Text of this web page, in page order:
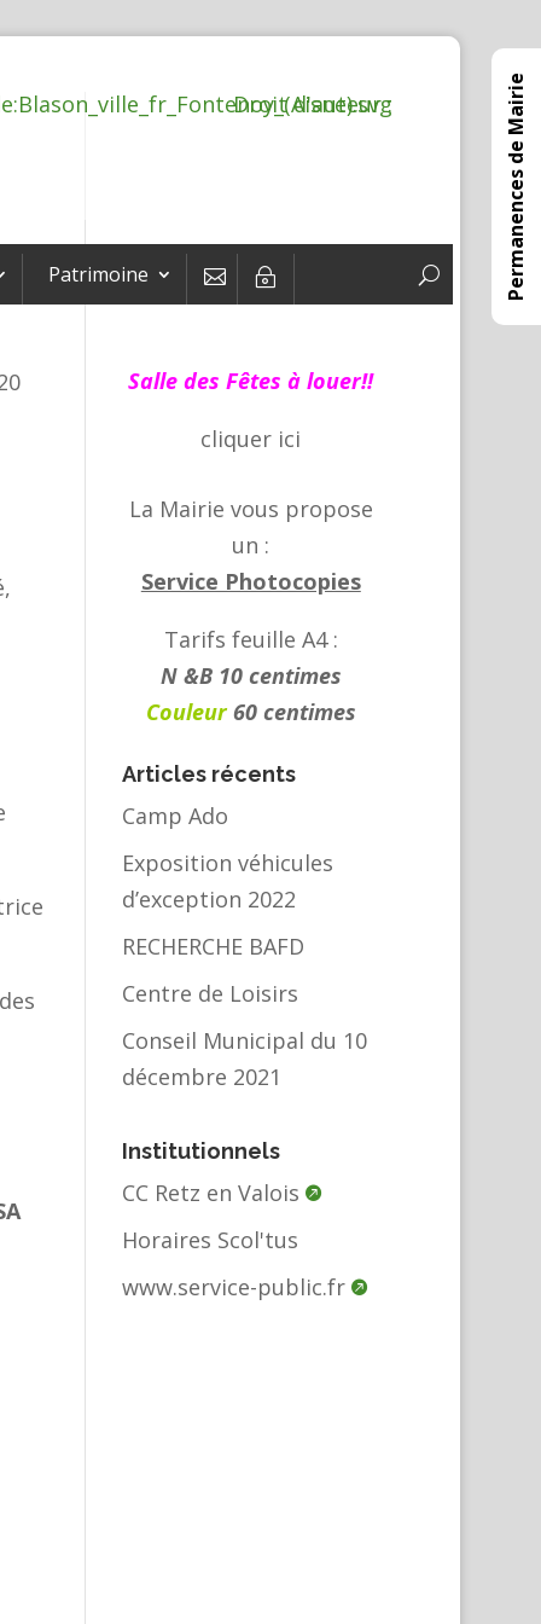
Patrimoine  ~ Permanences de Mairie
Salle des Fêtes à louer!!
cliquer ici
La Mairie vous propose
un :
Service Photocopies
Tarifs feuille A4 :
N &B 10 centimes
Couleur60 centimes
Articles récents
Camp Ado
Exposition véhicules
d’exception 2022
RECHERCHE BAFD
Centre de Loisirs
Conseil Municipal du 10
décembre 2021
Institutionnels
CC Retz en Valois
Horaires Scol'tus
www.service-public.fr